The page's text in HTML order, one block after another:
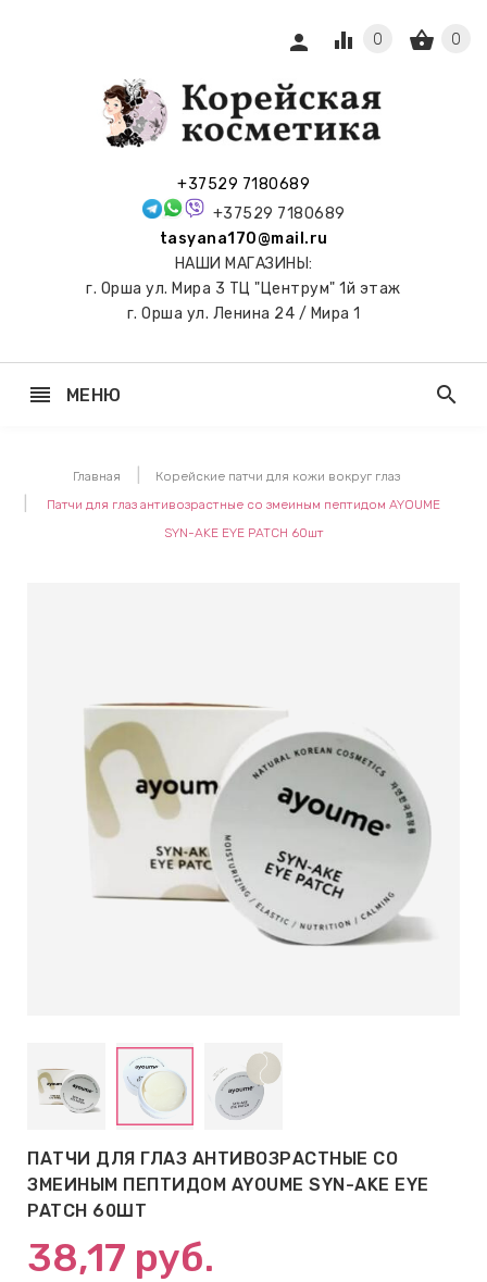
+37529 7180689
+37529 7180689
tasyana170@mail.ru
НАШИ МАГАЗИНЫ:
г. Орша ул. Мира 3 ТЦ "Центрум" 1й этаж
г. Орша ул. Ленина 24 / Мира 1
person shopping_basket 0
equalizer 0
reorder МЕНЮ
ТОНЕРЫ,
keyboard_arrow_right
КРЕМЫ
ПАТЧИ
search
Главная
Корейские патчи для кожи вокруг глаз
Патчи для глаз антивозрастные со змеиным пептидом AYOUME
SYN-AKE EYE PATCH 60шт
ПАТЧИ ДЛЯ ГЛАЗ АНТИВОЗРАСТНЫЕ СО
ЗМЕИНЫМ ПЕПТИДОМ AYOUME SYN-AKE EYE
PATCH 60ШТ
38,17 руб.